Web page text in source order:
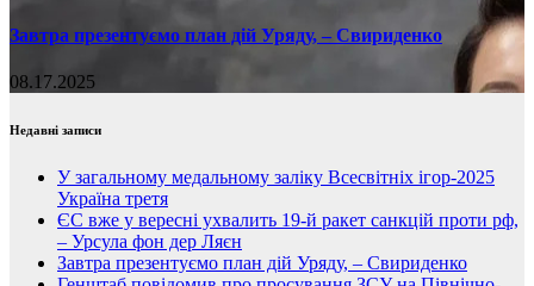
Завтра презентуємо план дій Уряду, – Свириденко
08.17.2025
Недавні записи
У загальному медальному заліку Всесвітніх ігор-2025
Україна третя
ЄС вже у вересні ухвалить 19-й ракет санкцій проти рф,
– Урсула фон дер Ляєн
Завтра презентуємо план дій Уряду, – Свириденко